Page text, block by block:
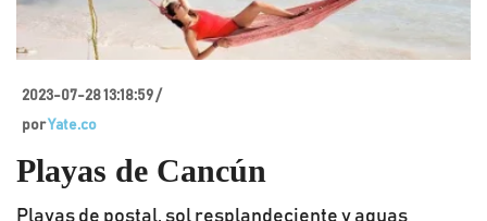
2023-07-28 13:18:59 /
porYate.co
Playas de Cancún
Playas de postal, sol resplandeciente y aguas